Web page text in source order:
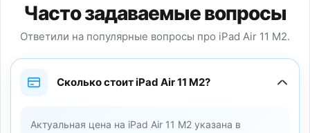
Часто задаваемые вопросы
Ответили на популярные вопросы про iPad Air 11 M2.
Сколько стоит iPad Air 11 M2?
Актуальная цена на iPad Air 11 M2 указана в